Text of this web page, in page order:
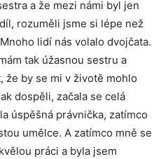
a že mezi námi byl jen
rozuměli jsme si lépe než
lidí nás volalo dvojčata.
tak úžasnou sestru a
že by se mi v životě mohlo
dospěli, začala se celá
úspěšná právnička, zatímco
umělce. A zatímco mně se
práci a byla jsem